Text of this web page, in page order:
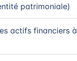
patrimoniale)
actifs financiers à